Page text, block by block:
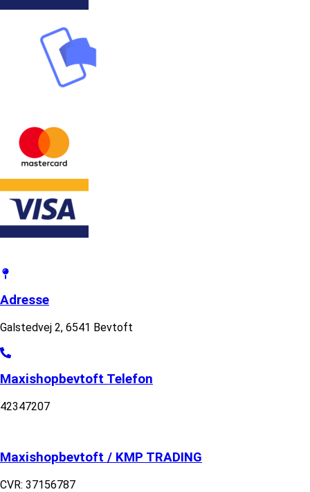
Adresse
Galstedvej 2, 6541 Bevtoft
Maxishopbevtoft Telefon
42347207
Maxishopbevtoft / KMP TRADING
CVR: 37156787